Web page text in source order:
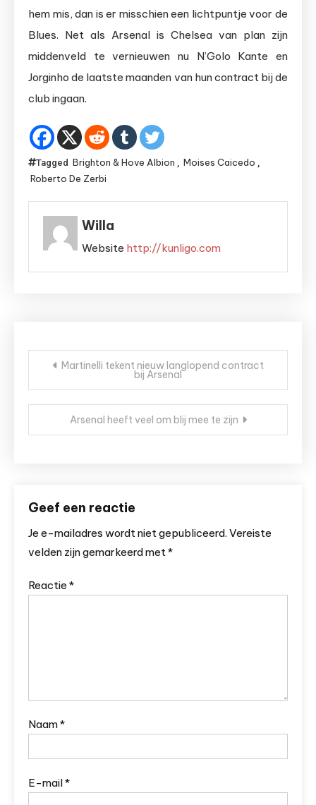
hem mis, dan is er misschien een lichtpuntje voor de
Blues. Net als Arsenal is Chelsea van plan zijn
middenveld te vernieuwen nu N’Golo Kante en
Jorginho de laatste maanden van hun contract bij de
club ingaan.
Tagged Brighton & Hove Albion , Moises Caicedo ,
Roberto De Zerbi
Willa
Website http://kunligo.com
Bericht
navigatie
Martinelli tekent nieuw langlopend contract
bij Arsenal
Arsenal heeft veel om blij mee te zijn
Geef een reactie
Je e-mailadres wordt niet gepubliceerd. Vereiste
velden zijn gemarkeerd met*
Reactie *
Naam*
E-mail*